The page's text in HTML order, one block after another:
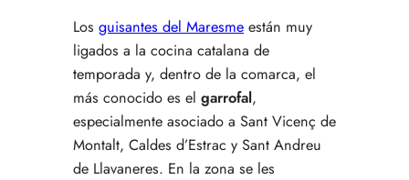
Los guisantes del Maresme están muy
ligados a la cocina catalana de
temporada y, dentro de la comarca, el
más conocido es el garrofal,
especialmente asociado a Sant Vicenç de
Montalt, Caldes d’Estrac y Sant Andreu
de Llavaneres. En la zona se les